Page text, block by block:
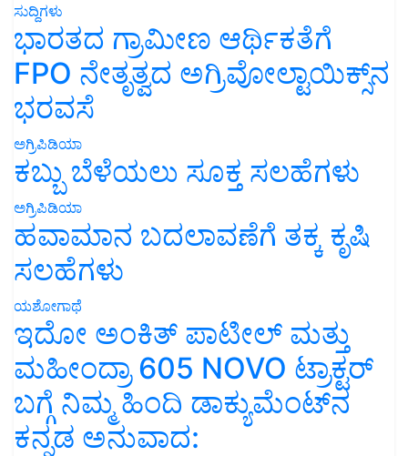
ಸುದ್ದಿಗಳು
ಭಾರತದ ಗ್ರಾಮೀಣ ಆರ್ಥಿಕತೆಗೆ
FPO ನೇತೃತ್ವದ ಅಗ್ರಿವೋಲ್ಟಾಯಿಕ್ಸ್‌ನ
ಭರವಸೆ
ಅಗ್ರಿಪಿಡಿಯಾ
ಕಬ್ಬು ಬೆಳೆಯಲು ಸೂಕ್ತ ಸಲಹೆಗಳು
ಅಗ್ರಿಪಿಡಿಯಾ
ಹವಾಮಾನ ಬದಲಾವಣೆಗೆ ತಕ್ಕ ಕೃಷಿ
ಸಲಹೆಗಳು
ಯಶೋಗಾಥೆ
ಇದೋ ಅಂಕಿತ್ ಪಾಟೀಲ್ ಮತ್ತು
ಮಹೀಂದ್ರಾ 605 NOVO ಟ್ರಾಕ್ಟರ್
ಬಗ್ಗೆ ನಿಮ್ಮ ಹಿಂದಿ ಡಾಕ್ಯುಮೆಂಟ್‌ನ
ಕನ್ನಡ ಅನುವಾದ: